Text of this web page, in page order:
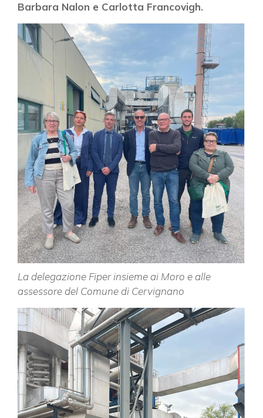
Barbara Nalon e Carlotta Francovigh.
La delegazione Fiper insieme ai Moro e alle
assessore del Comune di Cervignano